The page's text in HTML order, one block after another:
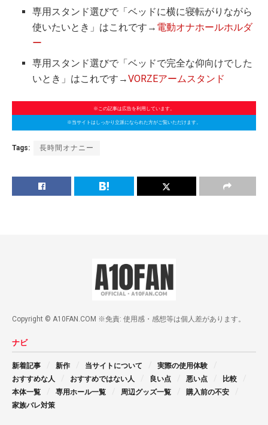
専用スタンド選びで「ベッドに横に寝転がりながら
使いたいとき」はこれです→ 電動オナホールホルダ
ー
専用スタンド選びで「ベッドで完全な仰向けでした
いとき」はこれです→VORZEアームスタンド
※この記事は広告を利用しています。
※当サイトはしっかり立派になられた方がご覧いただけます。
Tags: 長時間オナニー
Copyright © A10FAN.COM ※免責: 使用感・感想等は個人差があります。
ナビ
新着記事 新作 当サイトについて
実際の使用体験
おすすめな人
おすすめではない人 良い点 悪い点
比較
本体一覧
専用ホール一覧 周辺グッズ一覧
購入前の不安
家族バレ対策